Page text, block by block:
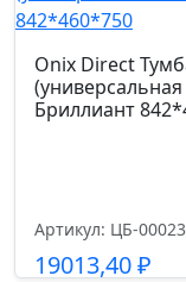
Onix Direct
Бриллиант
Артикул: ЦБ-
19013,40₽